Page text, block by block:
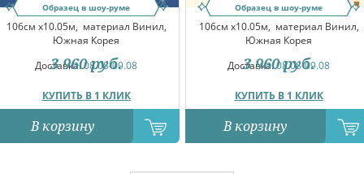
Образец в шоу-руме
106см x10.05м, материал Винил,
Южная Корея
Доставка:08.08-09.08
КУПИТЬ В 1 КЛИК
3 960 руб.
В корзину
Образец в шоу-руме
106см x10.05м, материал Винил,
Южная Корея
Доставка:08.08-09.08
КУПИТЬ В 1 КЛИК
3 960 руб.
В корзину